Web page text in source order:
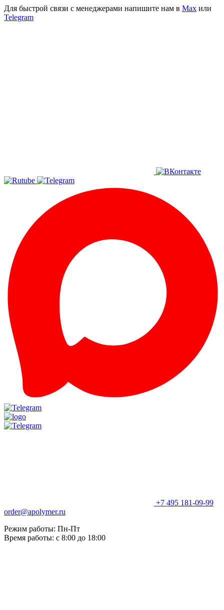
Для быстрой связи с менеджерами напишите нам в Мах или
Telegram
+7 495 181-09-99
order@apolymer.ru
Режим работы: Пн-Пт
Время работы: с 8:00 до 18:00